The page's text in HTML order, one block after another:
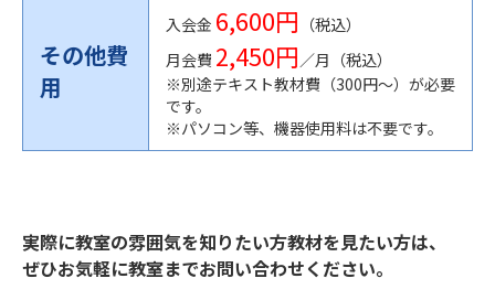
その他費
用
入会金 6,600円 （税込）
月会費 2,450円 ／月（税込）
※別途テキスト教材費（300円〜）が必要
です。
※パソコン等、機器使用料は不要です。
実際に教室の雰囲気を知りたい方教材を見たい方は、
ぜひお気軽に教室までお問い合わせください。